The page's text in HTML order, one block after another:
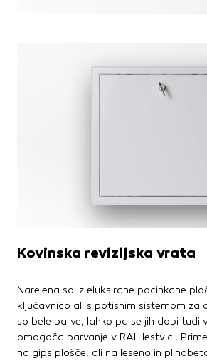
Kovinska revizijska vrata
Narejena so iz eluksirane pocinkane
ključavnico ali s potisnim sistemom za
so bele barve, lahko pa se jih dobi tudi
omogoča barvanje v RAL lestvici.
na gips plošče, ali na leseno in